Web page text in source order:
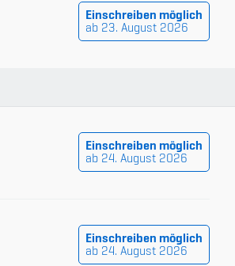
Einschreiben möglich
ab 23. August 2026
Einschreiben möglich
ab 24. August 2026
Einschreiben möglich
ab 24. August 2026